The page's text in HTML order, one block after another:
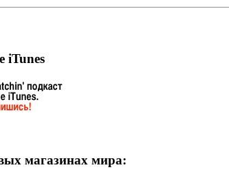
iTunes
магазинах мира: